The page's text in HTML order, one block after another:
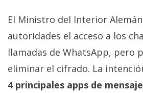
móviles,
ordenadores,
apps,
videojuegos,
comparativas,
trucos y
tutoriales.
El Ministro del Interior
autoridades el acceso a los
llamadas de WhatsApp, pero
eliminar el cifrado. La
4 principales apps de